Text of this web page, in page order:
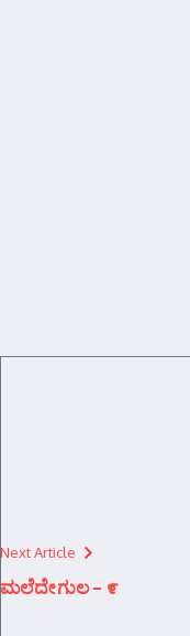
Next Article
ಮಲೆದೇಗುಲ – ೯